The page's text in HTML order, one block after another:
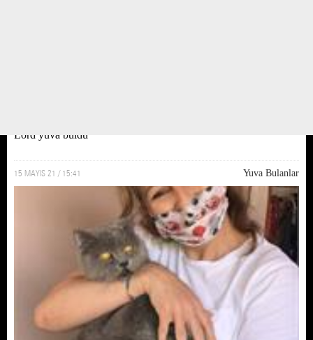
Lord yuva buldu
15 MAYIS 21 / 15:41 Yuva Bulanlar